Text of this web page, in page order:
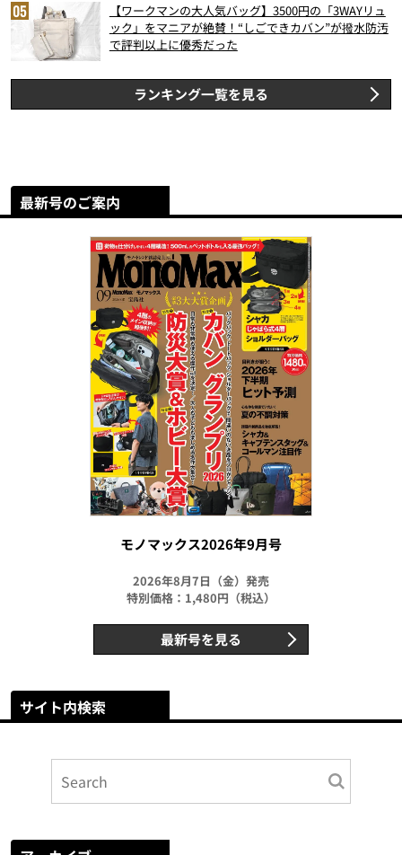
【ワークマンの大人気バッグ】3500円の「3WAYリュ
ック」をマニアが絶賛！“しごできカバン”が撥水防汚
で評判以上に優秀だった
ランキング一覧を見る
最新号のご案内
モノマックス2026年9月号
2026年8月7日（金）発売
特別価格：1,480円（税込）
最新号を見る
サイト内検索